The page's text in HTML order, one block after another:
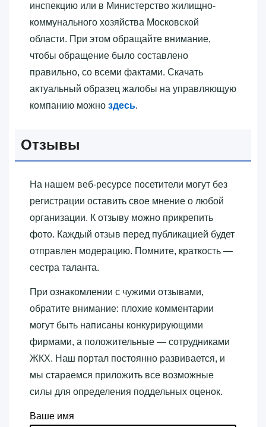
инспекцию или в Министерство жилищно-
коммунального хозяйства Московской
области. При этом обращайте внимание,
чтобы обращение было составлено
правильно, со всеми фактами. Скачать
актуальный образец жалобы на управляющую
компанию можно здесь.
Отзывы
На нашем веб-ресурсе посетители могут без
регистрации оставить свое мнение о любой
организации. К отзыву можно прикрепить
фото. Каждый отзыв перед публикацией будет
отправлен модерацию. Помните, краткость —
сестра таланта.
При ознакомлении с чужими отзывами,
обратите внимание: плохие комментарии
могут быть написаны конкурирующими
фирмами, а положительные — сотрудниками
ЖКХ. Наш портал постоянно развивается, и
мы стараемся приложить все возможные
силы для определения поддельных оценок.
Ваше имя